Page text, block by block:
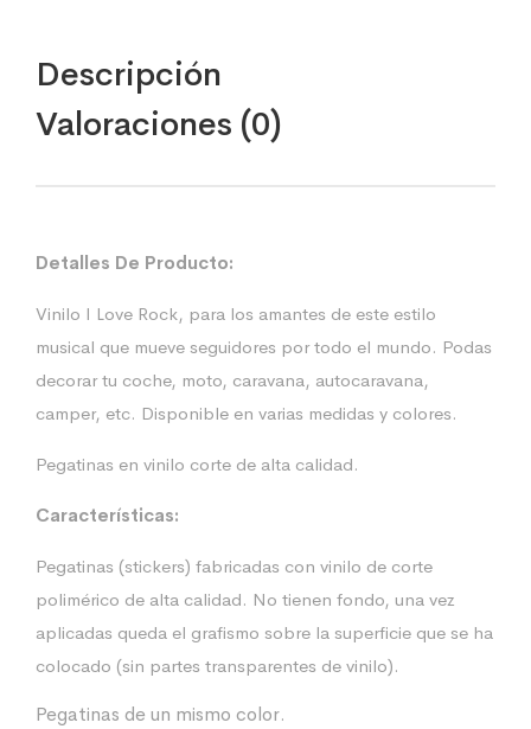
Descripción
Valoraciones (0)
Detalles De Producto:
Vinilo I Love Rock, para los amantes de este estilo
musical que mueve seguidores por todo el mundo. Podas
decorar tu coche, moto, caravana, autocaravana,
camper, etc. Disponible en varias medidas y colores.
Pegatinas en vinilo corte de alta calidad.
Características:
Pegatinas (stickers) fabricadas con vinilo de corte
polimérico de alta calidad. No tienen fondo, una vez
aplicadas queda el grafismo sobre la superficie que se ha
colocado (sin partes transparentes de vinilo).
Pegatinas de un mismo color.